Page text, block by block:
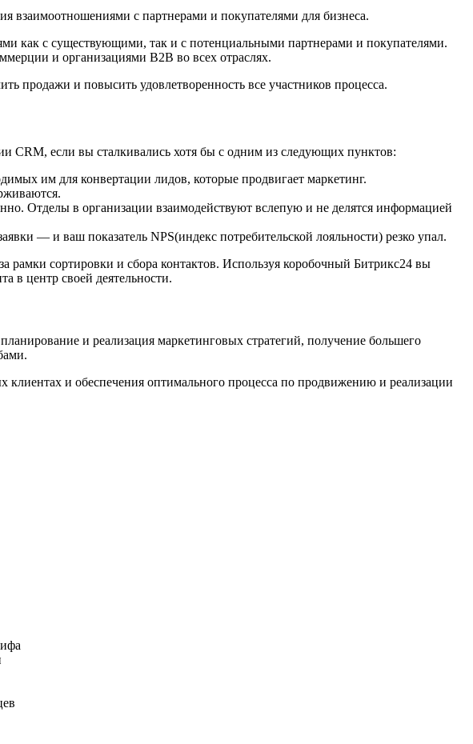
взаимоотношениями с партнерами и покупателями для бизнеса.
как с существующими, так и с потенциальными партнерами и покупателями.
и организациями B2B во всех отраслях.
продажи и повысить удовлетворенность все участников процесса.
CRM, если вы сталкивались хотя бы с одним из следующих пунктов:
им для конвертации лидов, которые продвигает маркетинг.
Отделы в организации взаимодействуют вслепую и не делятся информацией
— и ваш показатель NPS(индекс потребительской лояльности) резко упал.
рамки сортировки и сбора контактов. Используя коробочный Битрикс24 вы
в центр своей деятельности.
и реализация маркетинговых стратегий, получение большего
клиентах и обеспечения оптимального процесса по продвижению и реализации